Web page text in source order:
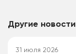
Другие новости
31 июля 2026